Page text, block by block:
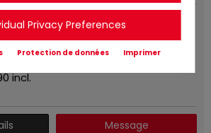
net
incl.
Message
Privacy Preferences
Protection de données Imprimer